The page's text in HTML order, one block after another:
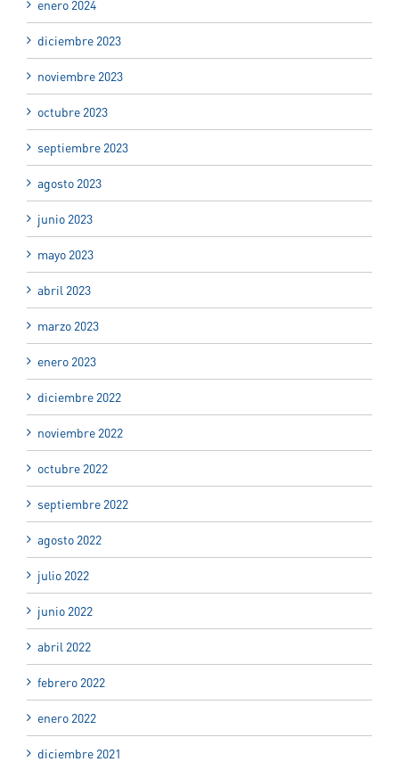
enero 2024
diciembre 2023
noviembre 2023
octubre 2023
septiembre 2023
agosto 2023
junio 2023
mayo 2023
abril 2023
marzo 2023
enero 2023
diciembre 2022
noviembre 2022
octubre 2022
septiembre 2022
agosto 2022
julio 2022
junio 2022
abril 2022
febrero 2022
enero 2022
diciembre 2021